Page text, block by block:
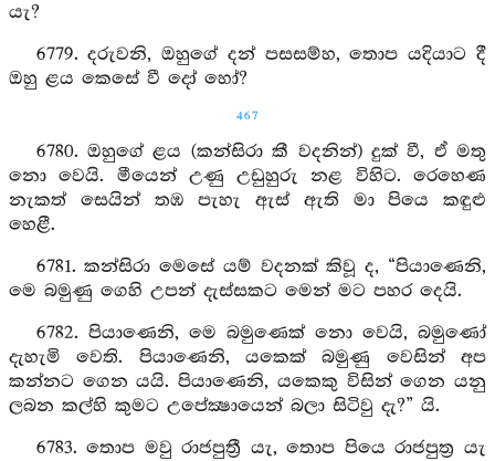
යැ?
6779. දරුවනි, ඔහුගේ දන් පසසම්හ, තොප යදියාට දී
ඔහු ළය කෙසේ වී දෝ හෝ?
467
6780. ඔහුගේ ළය (කන්සිරා කී වදනින්) දුක් වී, ඒ මතු
නො වෙයි. මීයෙන් උණු උඩුහුරු නළ විහිට. රෙහෙණ
නැකත් සෙයින් තඹ පැහැ ඇස් ඇති මා පියෙ කඳුළු
හෙළී.
6781. කන්සිරා මෙසේ යම් වදනක් කිවූ ද, “පියාණෙනි,
මෙ බමුණු ගෙහි උපන් දැස්සකට මෙන් මට පහර දෙයි.
6782. පියාණෙනි, මෙ බමුණෙක් නො වෙයි, බමුණෝ
දැහැමි වෙති. පියාණෙනි, යකෙක් බමුණු වෙසින් අප
කන්නට ගෙන යයි. පියාණෙනි, යකෙකු විසින් ගෙන යනු
ලබන කල්හි කුමට උපේක්‍ෂායෙන් බලා සිටිවු දැ?” යි.
6783. තොප මවු රාජපුත්‍රී යැ, තොප පියෙ රාජපුත්‍ර යැ